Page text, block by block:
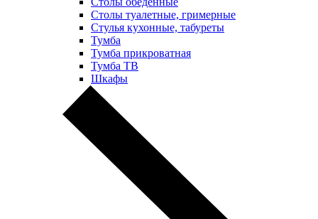
Столы туалетные, гримерные
Стулья кухонные, табуреты
Тумба
Тумба прикроватная
Тумба ТВ
Шкафы